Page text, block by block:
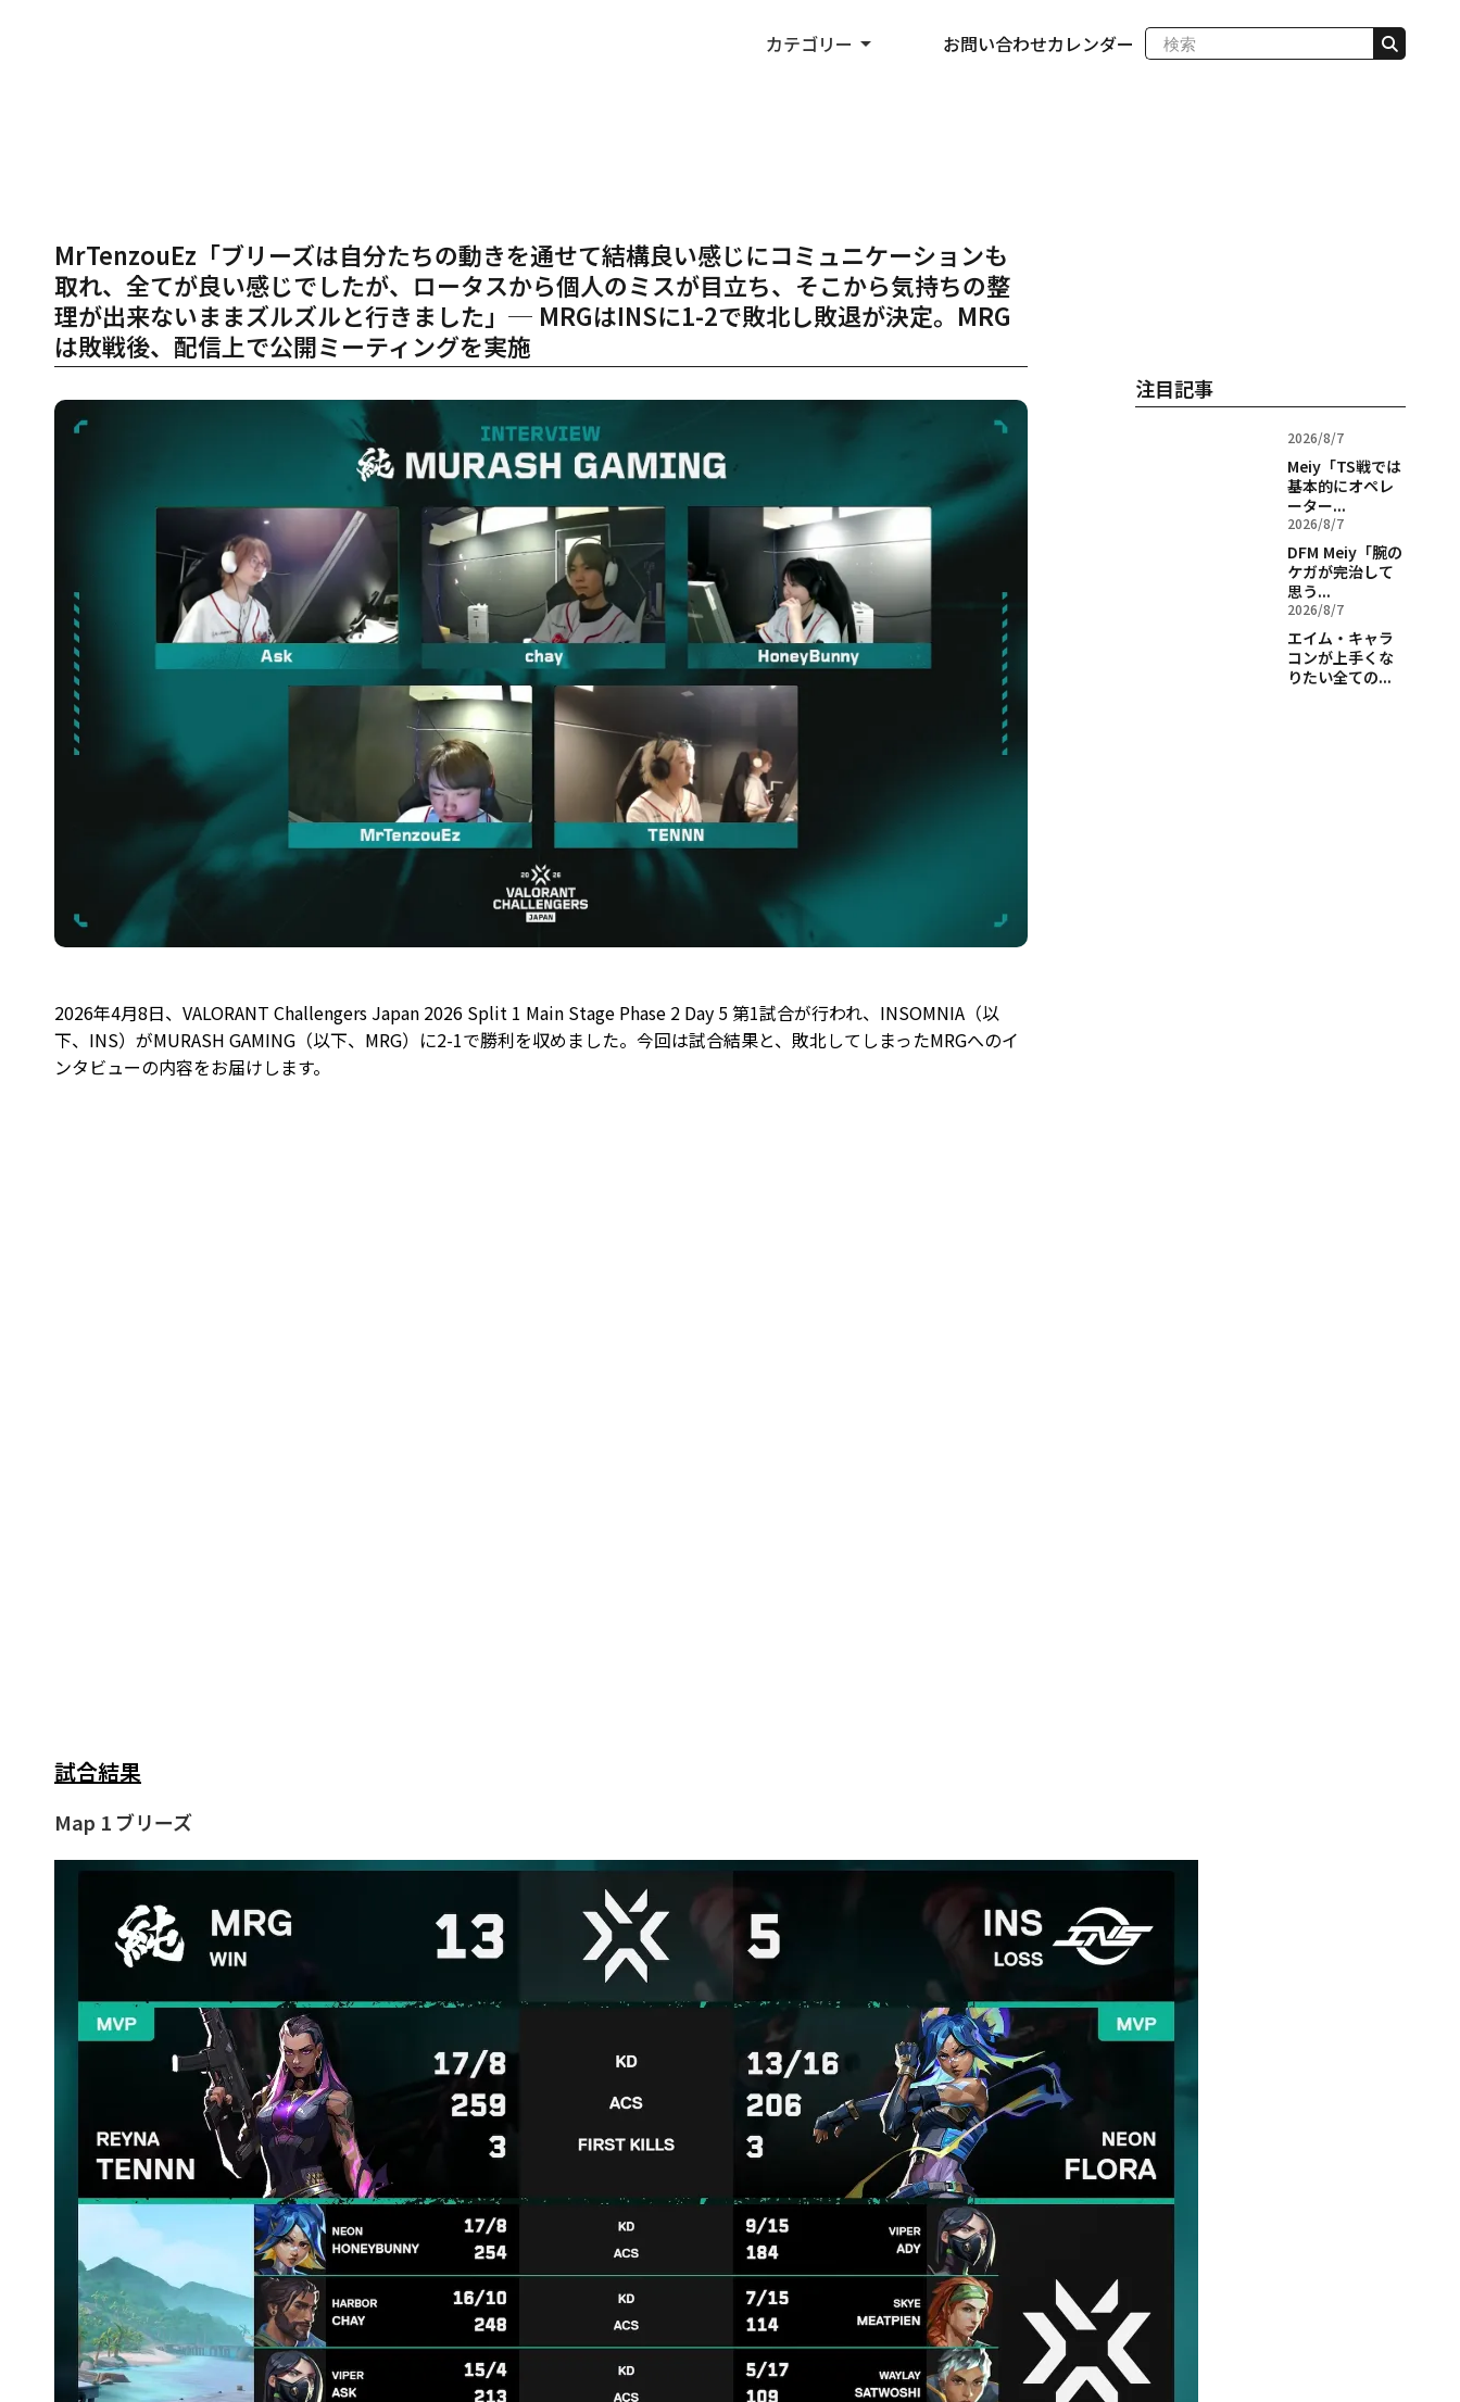
お問い合わせカレンダー
カテゴリー arrow_drop_up
MrTenzouEz「ブリーズは自分たちの動きを通せて結構良い感じにコミュニケーションも
取れ、全てが良い感じでしたが、ロータスから個人のミスが目立ち、そこから気持ちの整
理が出来ないままズルズルと行きました」─ MRGはINSに1-2で敗北し敗退が決定。MRG
は敗戦後、配信上で公開ミーティングを実施
2026年4月8日、VALORANT Challengers Japan 2026 Split 1 Main Stage Phase 2 Day 5 第1試合が行われ、INSOMNIA（以
下、INS）がMURASH GAMING（以下、MRG）に2-1で勝利を収めました。今回は試合結果と、敗北してしまったMRGへのイ
ンタビューの内容をお届けします。
試合結果
Map 1 ブリーズ
注目記事
2026/8/7
Meiy「TS戦では
基本的にオペレ
ーター...
2026/8/7
DFM Meiy「腕の
ケガが完治して
思う...
2026/8/7
エイム・キャラ
コンが上手くな
りたい全ての...